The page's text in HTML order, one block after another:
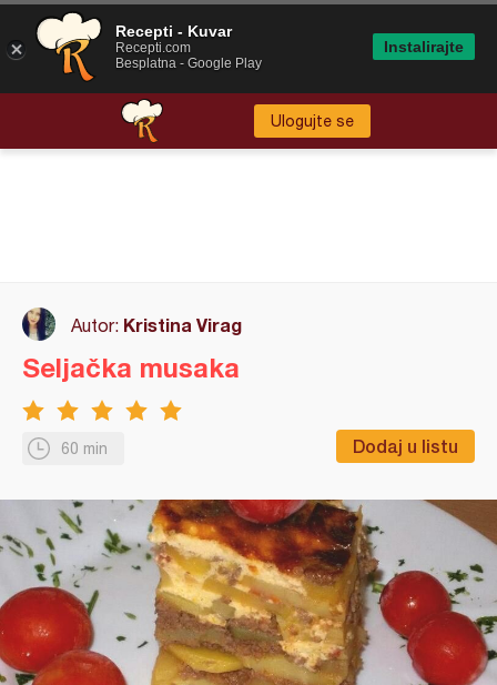
Ulogujte se
Autor: Kristina Virag
60 min Dodaj u listu
Seljačka musaka
Recepti - Kuvar
Recepti.com
Besplatna - Google Play
Instalirajte